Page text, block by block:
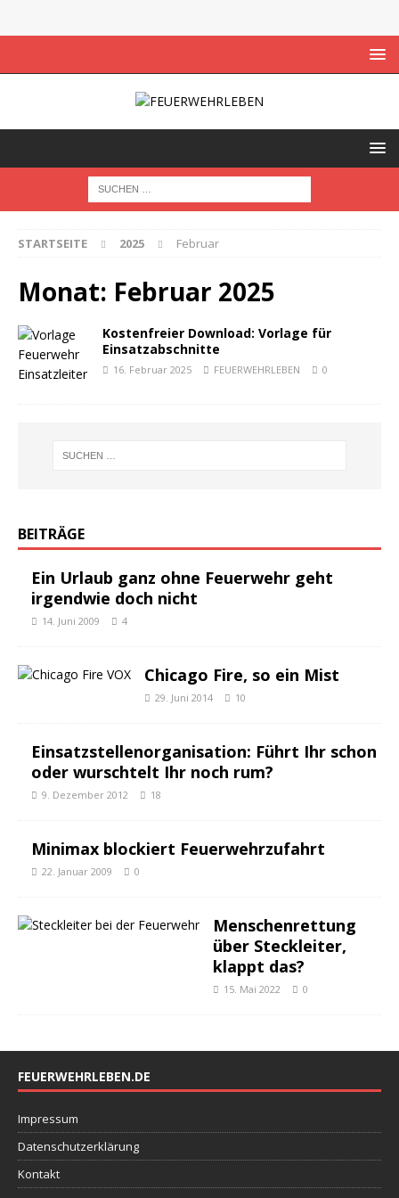
STARTSEITE 2025 Februar
Monat: Februar 2025
Kostenfreier Download: Vorlage für
Einsatzabschnitte
16. Februar 2025 FEUERWEHRLEBEN 0
BEITRÄGE
Ein Urlaub ganz ohne Feuerwehr geht
irgendwie doch nicht
14. Juni 2009 4
Chicago Fire, so ein Mist
29. Juni 2014 10
Einsatzstellenorganisation: Führt Ihr schon
oder wurschtelt Ihr noch rum?
9. Dezember 2012 18
Minimax blockiert Feuerwehrzufahrt
22. Januar 2009 0
Menschenrettung
über Steckleiter,
klappt das?
15. Mai 2022 0
FEUERWEHRLEBEN.DE
Impressum
Datenschutzerklärung
Kontakt